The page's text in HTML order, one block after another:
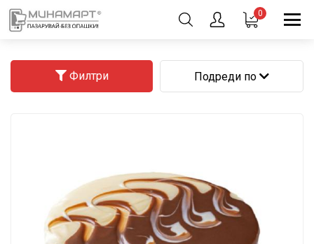
0
Филтри Подреди по